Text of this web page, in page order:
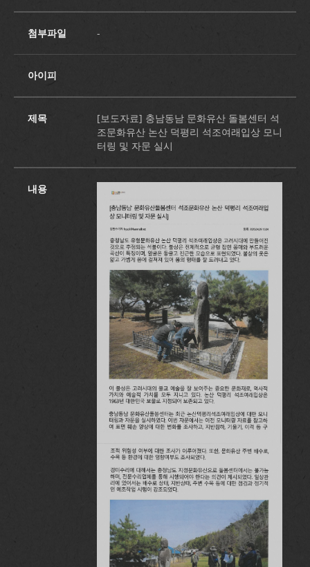
첨부파일 -
아이피
제목
[보도자료] 충남동남 문화유산 돌봄센터 석
조문화유산 논산 덕평리 석조여래입상 모니
터링 및 자문 실시
내용